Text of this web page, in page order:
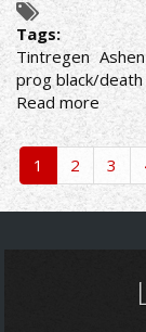
Tags:
Tintregen
prog black/
Read more about
ΤΟΥ
1 2 3